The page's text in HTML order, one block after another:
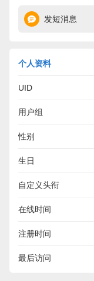
发短消息
个人资料
UID
用户组
性别
生日
自定义头衔
在线时间
注册时间
最后访问